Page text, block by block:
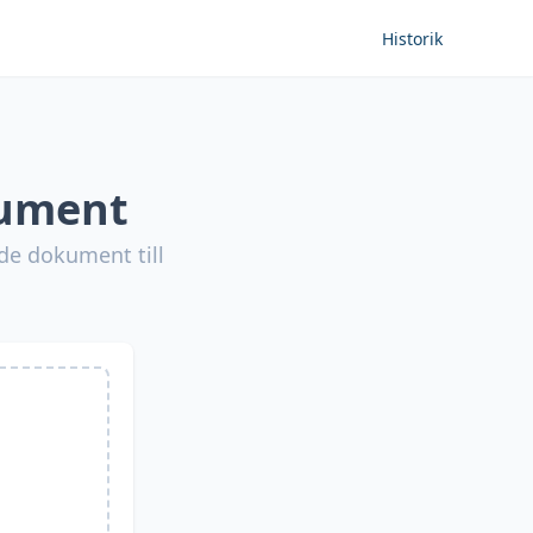
Historik
dokument till